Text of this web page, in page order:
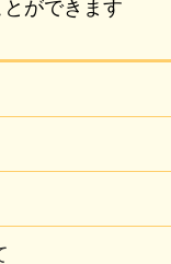
ができます